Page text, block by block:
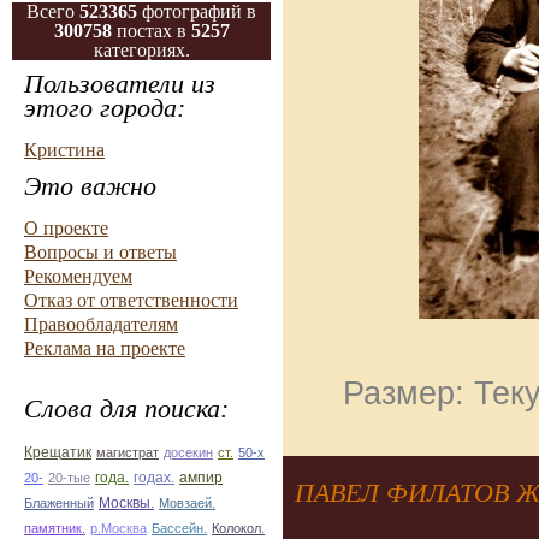
Всего 523365 фотографий в
300758постах в 5257
категориях.
Пользователи из
этого города:
Кристина
Это важно
О проекте
Вопросы и ответы
Рекомендуем
Отказ от ответственности
Правообладателям
Реклама на проекте
Слова для поиска:
Крещатик магистрат досекин ст. 50-х
20- 20-тые года. годах. ампир
Блаженный Москвы.
Мовзаей.
памятник. р.Москва Бассейн. Колокол.
Размер:
ПАВЕЛ ФИЛАТОВ